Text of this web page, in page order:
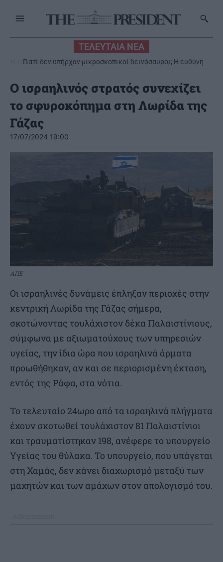
ΤΕΛΕΥΤΑΙΑ ΝΕΑ
Γιατί δεν υπήρχαν μικροσκοπικοί δεινόσαυροι; Η ευθύνη
βαραίνει τα θηλαστικά
Ο ισραηλινός στρατός συνεχίζει
το σφυροκόπημα στη Λωρίδα της
Γάζας
17/07/2024 19:00
ΑΠΕ
Οι ισραηλινές δυνάμεις έπληξαν περιοχές στην
κεντρική Λωρίδα της Γάζας σήμερα,
σκοτώνοντας τουλάχιστον δέκα Παλαιστίνιους,
σύμφωνα με αξιωματούχους των υπηρεσιών
υγείας, την ίδια ώρα που ισραηλινά άρματα
προωθήθηκαν, αν και σε περιορισμένη έκταση,
εντός της Ράφα, στα νότια.
Το τελευταίο 24ωρο από τα ισραηλινά πλήγματα
έχουν σκοτωθεί τουλάχιστον 81 Παλαιστίνιοι
και τραυματίστηκαν 198, ανέφερε το υπουργείο
Υγείας του θύλακα. Το υπουργείο, που υπάγεται
στη Χαμάς, δεν κάνει διαχωρισμό μεταξύ των
μαχητών και των αμάχων στον απολογισμό του.